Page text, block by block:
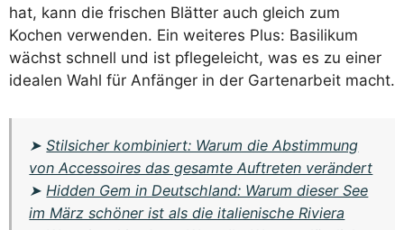
hat, kann die frischen Blätter auch gleich zum
Kochen verwenden. Ein weiteres Plus: Basilikum
wächst schnell und ist pflegeleicht, was es zu einer
idealen Wahl für Anfänger in der Gartenarbeit macht.
➤Stilsicher kombiniert: Warum die Abstimmung
von Accessoires das gesamte Auftreten verändert
➤ Hidden Gem in Deutschland: Warum dieser See
im März schöner ist als die italienische Riviera